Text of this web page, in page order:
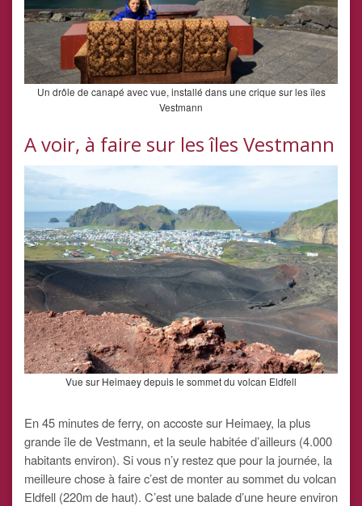
Un drôle de canapé avec vue, installé dans une crique sur les îles
Vestmann
A voir, à faire sur les îles Vestmann
Vue sur Heimaey depuis le sommet du volcan Eldfell
En 45 minutes de ferry, on accoste sur Heimaey, la plus
grande île de Vestmann, et la seule habitée d’ailleurs (4.000
habitants environ). Si vous n’y restez que pour la journée, la
meilleure chose à faire c’est de monter au sommet du volcan
Eldfell (220m de haut). C’est une balade d’une heure environ